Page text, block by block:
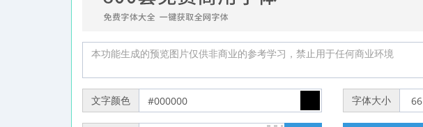
文字颜色 字体大小